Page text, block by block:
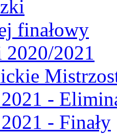
finałowy
2021
-
- Finały